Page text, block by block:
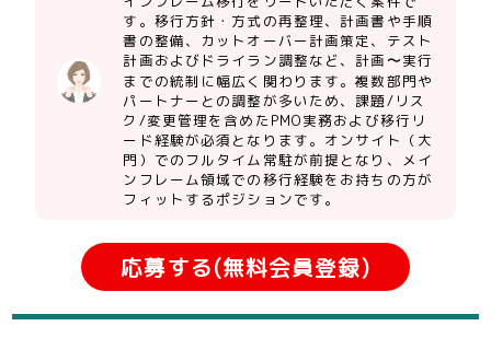
す。移行方針・方式の再整理、計画書や手順
書の整備、カットオーバー計画策定、テスト
計画およびドライラン調整など、計画〜実行
までの統制に幅広く関わります。複数部門や
パートナーとの調整が多いため、課題/リス
ク/変更管理を含めたPMO実務および移行リ
ード経験が必須となります。オンサイト（大
門）でのフルタイム常駐が前提となり、メイ
ンフレーム領域での移行経験をお持ちの方が
フィットするポジションです。
応募する(無料会員登録)